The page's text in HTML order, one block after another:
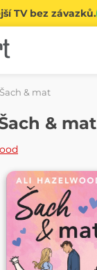
TV bez závazků.
Šach & mat
& mat